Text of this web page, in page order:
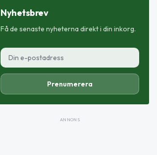
Nyhetsbrev
Få de senaste nyheterna direkt i din inkorg.
Prenumerera
ANNONS